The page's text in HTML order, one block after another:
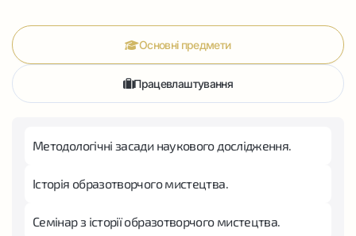
Основні предмети
Працевлаштування
Методологічні засади наукового дослідження.
Історія образотворчого мистецтва.
Семінар з історії образотворчого мистецтва.